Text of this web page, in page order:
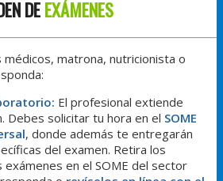
DEEXÁMENES
matrona, nutricionista o
El profesional extiende
Debes solicitar tu hora en el SOME
, donde además te entregarán
del examen. Retira los
en el SOME del sector